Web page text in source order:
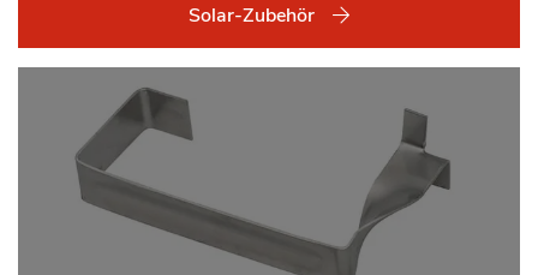
Solar-Zubehör